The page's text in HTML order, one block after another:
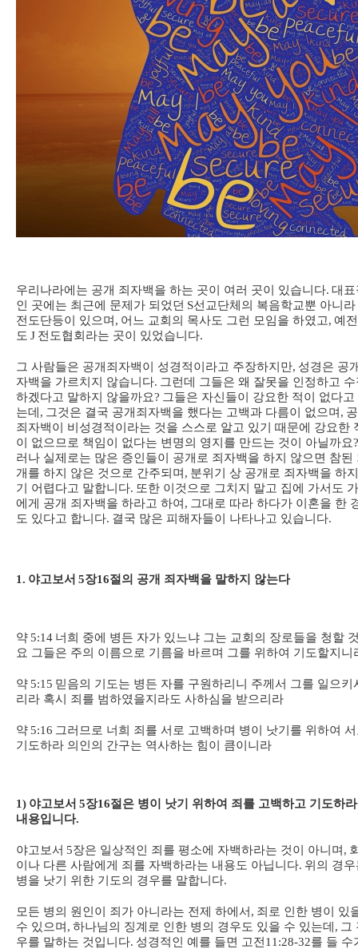
우리나라에는 공개 죄자백을 하는 곳이 여러 곳이 있습니다. 대표
인 곳에는 최근에 문제가 되었던 S선교단체의 복음학교뿐 아니라
전도단등이 있으며 , 어느 교회의 목사도 그런 모임을 하였고, 예
도 J 전도협회라는 곳이 있었습니다.
그 사람들은 공개죄자백이 성경적이라고 주장하지만, 성경은 공
자백을 가르치지 않습니다. 그런데 그들은 왜 잘못을 인정하고 수
하겠다고 말하지 않을까요? 그들은 자신들이 강요한 적이 없다고
는데 , 그것은 결국 공개죄자백을 했다는 고백과 다름이 없으며 ,
죄자백이 비성경적이라는 것을 스스로 알고 있기 때문에 강요한
이 없으므로 책임이 없다는 변명의 영지를 만드는 것이 아닐까요?
러나 실제로는 많은 증인들이 공개로 죄자백을 하지 않으면 참된
개를 하지 않은 것으로 간주되며 , 분위기 상 공개로 죄자백을 하
기 어렵다고 말합니다. 또한 이것으로 그치지 말고 집에 가서도
에게 공개 죄자백을 하라고 하여 , 그대로 따라 하다가 이혼을 한
도 있다고 합니다. 결국 많은 피해자들이 나타나고 있습니다.
1. 야고보서 5장16절의 공개 죄자백을 말하지 않는다
약 5:14 너희 중에 병든 자가 있느냐 그는 교회의 장로들을 청할
요 그들은 주의 이름으로 기름을 바르며 그를 위하여 기도할지니
약 5:15 믿음의 기도는 병든 자를 구원하리니 주께서 그를 일으키
리라 혹시 죄를 범하였을지라도 사하심을 받으리라
약 5:16 그러므로 너희 죄를 서로 고백하며 병이 낫기를 위하여
기도하라 의인의 간구는 역사하는 힘이 큼이니라
1) 야고보서 5장16절은 병이 낫기 위하여 죄를 고백하고 기도하
내용입니다.
야고보서 5장은 일상적인 죄를 평소에 자백하라는 것이 아니며 ,
이나 다른 사람에게 죄를 자백하라는 내용도 아닙니다. 위의 경우
병을 낫기 위한 기도의 경우를 말합니다.
모든 병의 원인이 죄가 아니라는 전제 하에서 , 죄로 인한 병이 있
수 있으며 , 하나님의 징계로 인한 병의 경우도 있을 수 있는데 , 그
우를 말하는 것입니다. 성경적인 예를 들면 고전 11:28-32를 들 수